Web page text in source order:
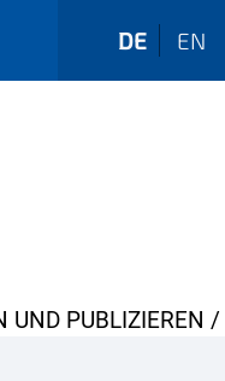
DE EN
UND PUBLIZIEREN